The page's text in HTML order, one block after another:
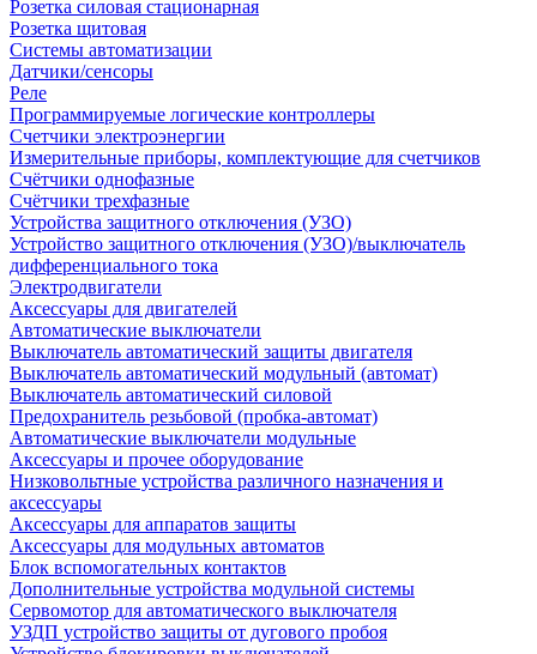
Розетка силовая стационарная
Розетка щитовая
Системы автоматизации
Датчики/сенсоры
Реле
Программируемые логические контроллеры
Счетчики электроэнергии
Измерительные приборы, комплектующие для счетчиков
Счётчики однофазные
Счётчики трехфазные
Устройства защитного отключения (УЗО)
Устройство защитного отключения (УЗО)/выключатель
дифференциального тока
Электродвигатели
Аксессуары для двигателей
Автоматические выключатели
Выключатель автоматический защиты двигателя
Выключатель автоматический модульный (автомат)
Выключатель автоматический силовой
Предохранитель резьбовой (пробка-автомат)
Автоматические выключатели модульные
Аксессуары и прочее оборудование
Низковольтные устройства различного назначения и
аксессуары
Аксессуары для аппаратов защиты
Аксессуары для модульных автоматов
Блок вспомогательных контактов
Дополнительные устройства модульной системы
Сервомотор для автоматического выключателя
УЗДП устройство защиты от дугового пробоя